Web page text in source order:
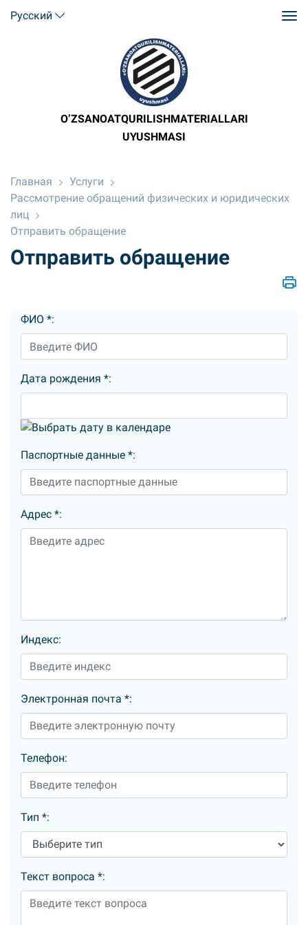
Русский
O’ZSANOATQURILISHMATERIALLARI
UYUSHMASI
Главная
Услуги
Рассмотрение обращений физических и юридических
лиц
Отправить обращение
Отправить обращение
ФИО *:
Дата рождения *:
Паспортные данные *:
Адрес *:
Индекс:
Электронная почта *:
Телефон:
Тип *:
Текст вопроса *: